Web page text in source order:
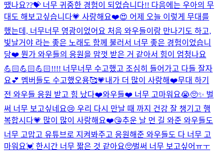
땠나요??💝 너무 귀중한 경험이 되었습니다!! 다음에는 우아의 무
대도 해보고싶습니다💗 사랑해요❤️😍 어제 오늘 이렇게 무대를
했는데, 너무너무 영광이었어요 처음 와우들이랑 만나기도 하고,
빛날거야 라는 좋은 노래도 함께 불러서 너무 좋은 경험이었습니
당❤️ 뭔가 와우들의 응원을 맘껏 받은 거 같아서 힘이 엄청나요
💪🏻💪🏻💪🏻!!!! 너무너무 수고했고 조심히 들어가고 다들 잘자
요💕 멤버들도 수고했오용🥰💗내가 더 많이 사랑해❤️무대 하기
전 와우들 응원 받고 힘 났다❤️와우들❤️ 너무 고마워요😭🥺✨ 벌
써 너무 보고싶네요😢 우리 다시 만날 때 까지 건강 잘 챙기고 행
복합시다💗 많이 많이 사랑해요❤️😘추운 날 먼 길 와준 와우들도
너무 고맙고 유튜브로 지켜봐주고 응원해준 와우들도 다 너무 고
마워요💓 한시간 너무 짧은 것 같아요🥺벌써 너무 보고싶어ㅠㅜ